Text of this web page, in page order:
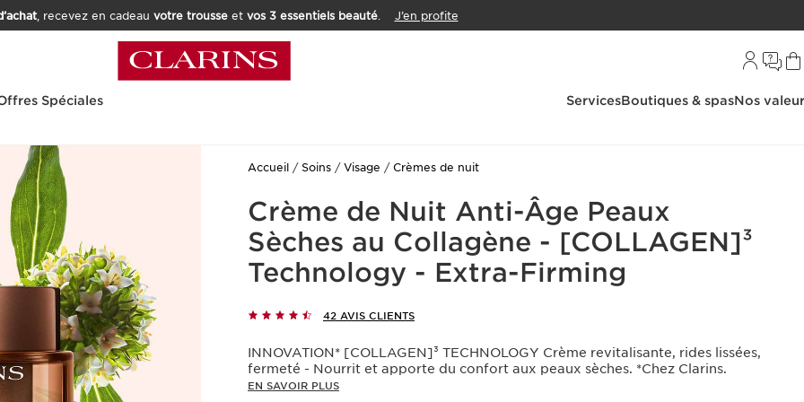
, recevez en cadeau votre trousseet vos 3 essentiels beauté. J’en profite
Spéciales ServicesBoutiques & spasNos
Accueil Soins Visage Crèmes de nuit
Crème de Nuit Anti-Âge Peaux
Sèches au Collagène - [COLLAGEN]³
Technology - Extra-Firming
42 AVIS CLIENTS
INNOVATION* [COLLAGEN]³ TECHNOLOGY Crème revitalisante, rides lissées,
fermeté - Nourrit et apporte du confort aux peaux sèches. *Chez Clarins.
EN SAVOIR PLUS